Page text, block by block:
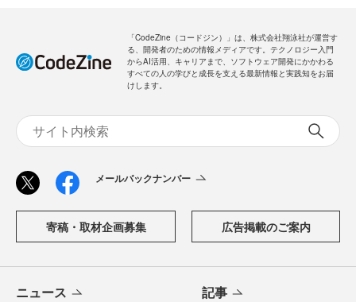
「CodeZine（コードジン）」は、株式会社翔泳社が運営す
る、開発者のための情報メディアです。テクノロジー入門
からAI活用、キャリアまで、ソフトウェア開発にかかわる
すべての人の学びと成長を支える最新情報と実践知をお届
けします。
メールバックナンバー
寄稿・取材企画募集 広告掲載のご案内
ニュース 記事